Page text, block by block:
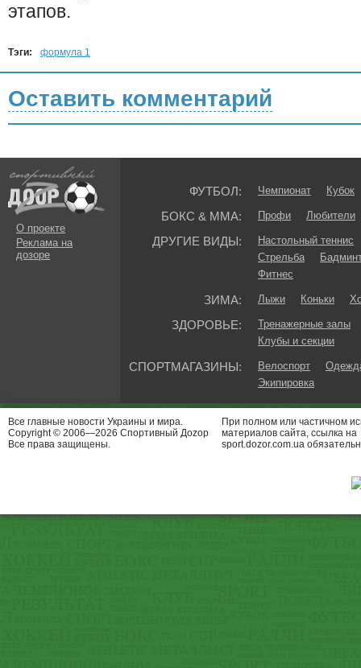
этапов.
Тэги: формула 1
Оставить комментарий
О проекте
Реклама на
дозоре
ФУТБОЛ: Чемпионат Кубок
БОКС & ММА: Профи Любители
ДРУГИЕ ВИДЫ:
Настольный теннис
Стрельба
Фитнес
ЗИМА: Лыжи Коньки
ЗДОРОВЬЕ:
Тренажерные залы
Клубы и секции
СПОРТМАГАЗИНЫ: Велоспорт
Экипировка
Все главные новости Украины и мира.
Copyright © 2006—2026 Спортивный Доzор
Все права защищены.
При полном или частичном
материалов сайта, ссылка на
sport.dozor.com.ua